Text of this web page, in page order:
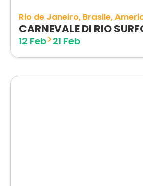
Rio de Janeiro Brasile
CARNEVALE DI RIO
12 Feb 21 Feb